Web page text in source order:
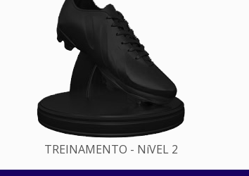
TREINAMENTO - NíVEL 2